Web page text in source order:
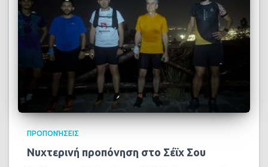
ΠΡΟΠΟΝΉΣΕΙΣ
Νυχτερινή προπόνηση στο Σέϊχ Σου